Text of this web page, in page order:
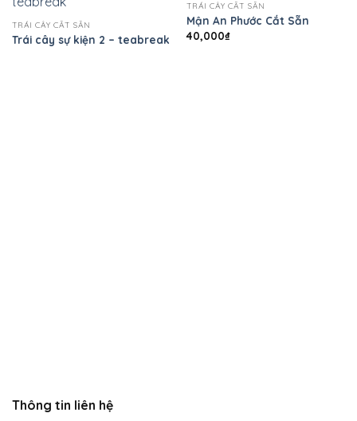
TRÁI CÂY CẮT SẴN
Trái cây sự kiện 2 – teabreak
TRÁI CÂY CẮT SẴN
Mận An Phước Cắt Sẵn
40,000₫
Thông tin liên hệ